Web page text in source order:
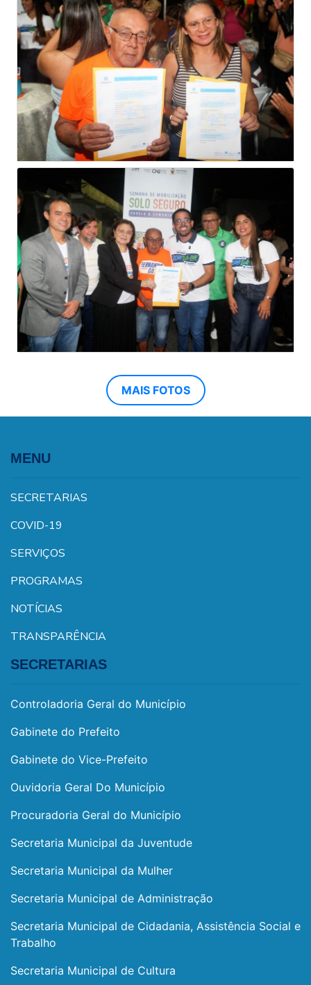
MAIS FOTOS
MENU
SECRETARIAS
COVID-19
SERVIÇOS
PROGRAMAS
NOTÍCIAS
TRANSPARÊNCIA
SECRETARIAS
Controladoria Geral do Município
Gabinete do Prefeito
Gabinete do Vice-Prefeito
Ouvidoria Geral Do Município
Procuradoria Geral do Município
Secretaria Municipal da Juventude
Secretaria Municipal da Mulher
Secretaria Municipal de Administração
Secretaria Municipal de Cidadania, Assistência Social e
Trabalho
Secretaria Municipal de Cultura